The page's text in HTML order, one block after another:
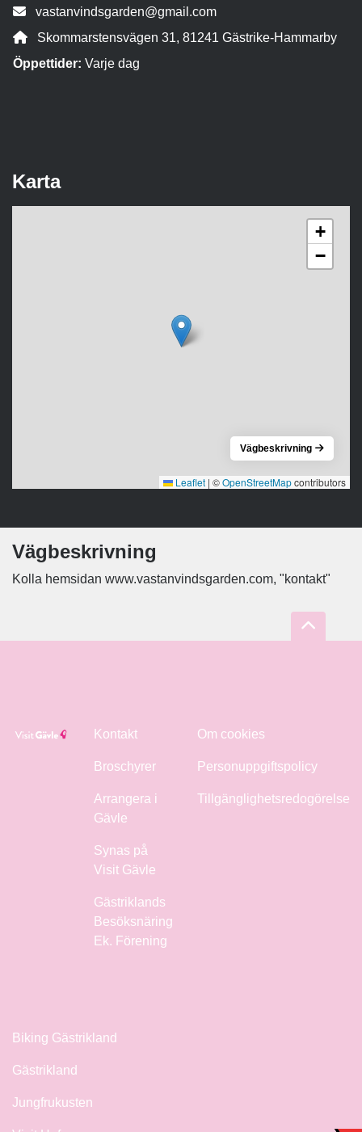
E-post:
vastanvindsgarden@gmail.com
Adress:
Skommarstensvägen 31, 81241 Gästrike-Hammarby
Öppettider: Varje dag
Karta
+
−
Leaflet | ©OpenStreetMapcontributors
Vägbeskrivning
Vägbeskrivning
Kolla hemsidan www.vastanvindsgarden.com, "kontakt"
Kontakt
Broschyrer
Arrangera i
Gävle
Synas på
Visit Gävle
Gästriklands
Besöksnäring
Ek. Förening
Om cookies
Personuppgiftspolicy
Tillgänglighetsredogörelse
Biking Gästrikland
Gästrikland
Jungfrukusten